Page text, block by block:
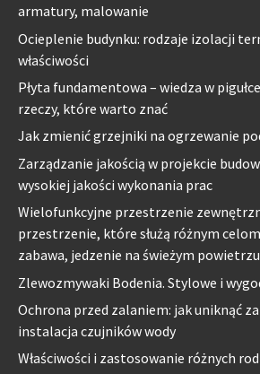
armatury, malowanie
Ocieplenie budynku: rodzaje izolacji
właściwości
Płyta fundamentowa – wiedza w
rzeczy, które warto znać
Jak zmienić grzejniki na ogrzewanie
Zarządzanie jakością w projekcie
wysokiej jakości wykonania prac
Wielofunkcyjne przestrzenie
przestrzenie, które służą różnym
zabawa, jedzenie na świeżym
Zlewozmywaki Bodenia. Stylowe i
Ochrona przed zalaniem: jak uniknąć
instalacja czujników wody
Właściwości i zastosowanie różnych